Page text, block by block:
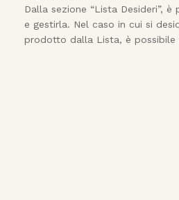
Dalla sezione “Lista Desideri”,
e gestirla. Nel caso in cui si
prodotto dalla Lista, è possibile